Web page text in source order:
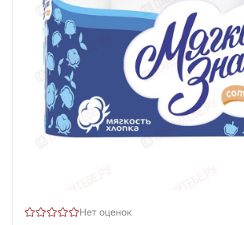
Нет оценок